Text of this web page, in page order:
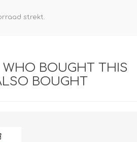
strekt.
WHO BOUGHT THIS
BOUGHT